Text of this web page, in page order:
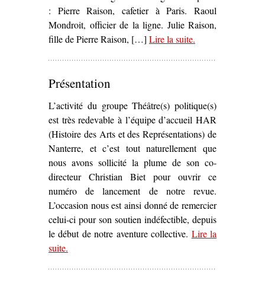
: Pierre Raison, cafetier à Paris. Raoul
Mondroit, officier de la ligne. Julie Raison,
fille de Pierre Raison, […] Lire la suite– ‘
.
Présentation
L’activité du groupe Théâtre(s) politique(s)
est très redevable à l’équipe d’accueil HAR
(Histoire des Arts et des Représentations) de
Nanterre, et c’est tout naturellement que
nous avons sollicité la plume de son co-
directeur Christian Biet pour ouvrir ce
numéro de lancement de notre revue.
L’occasion nous est ainsi donné de remercier
celui-ci pour son soutien indéfectible, depuis
le début de notre aventure collective. Lire la
suite– ‘Présentation’
.